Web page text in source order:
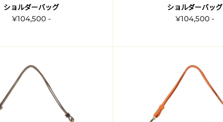
ショルダーバッグ
¥104,500 -
ショルダーバッグ
¥104,500 -